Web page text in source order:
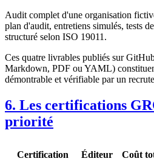
Audit complet d'une organisation
plan d'audit, entretiens simulés, tests
structuré selon ISO 19011.
Ces quatre livrables publiés sur
Markdown, PDF ou YAML)
démontrable et vérifiable par un
6. Les certifications
priorité
Certification Éditeur Coût